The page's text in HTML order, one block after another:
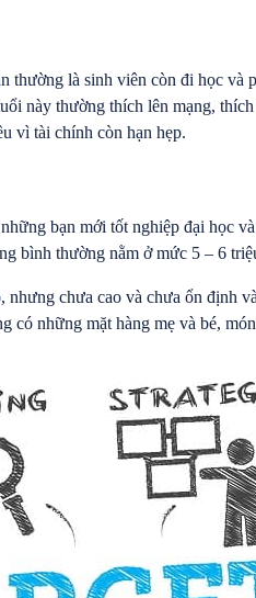
thường là sinh viên còn đi học và
này thường thích lên mạng,
vì tài chính còn hạn hẹp.
bạn mới tốt nghiệp đại học
bình thường nằm ở mức 5 – 6
nhưng chưa cao và chưa ổn định
có những mặt hàng mẹ và bé,